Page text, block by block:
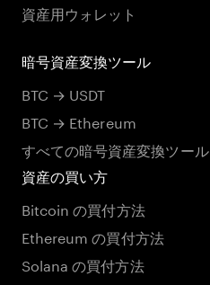
資産用ウォレット
暗号資産変換ツール
BTC → USDT
BTC → Ethereum
すべての暗号資産変換ツール
資産の買い方
Bitcoin の買付方法
Ethereum の買付方法
Solana の買付方法